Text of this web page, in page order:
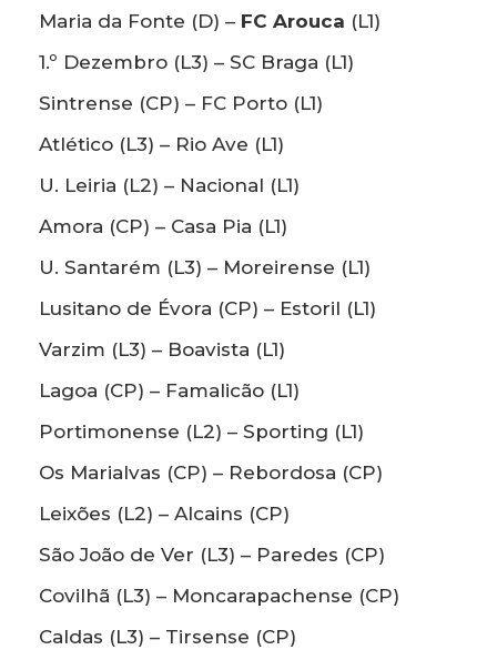
Maria da Fonte (D) – FC Arouca (L1)
1.º Dezembro (L3) – SC Braga (L1)
Sintrense (CP) – FC Porto (L1)
Atlético (L3) – Rio Ave (L1)
U. Leiria (L2) – Nacional (L1)
Amora (CP) – Casa Pia (L1)
U. Santarém (L3) – Moreirense (L1)
Lusitano de Évora (CP) – Estoril (L1)
Varzim (L3) – Boavista (L1)
Lagoa (CP) – Famalicão (L1)
Portimonense (L2) – Sporting (L1)
Os Marialvas (CP) – Rebordosa (CP)
Leixões (L2) – Alcains (CP)
São João de Ver (L3) – Paredes (CP)
Covilhã (L3) – Moncarapachense (CP)
Caldas (L3) – Tirsense (CP)